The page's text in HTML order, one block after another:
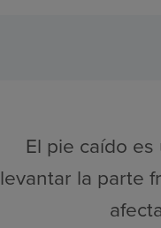
El pie caído
levantar la parte